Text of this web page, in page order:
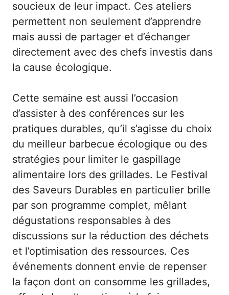
soucieux de leur impact. Ces ateliers
permettent non seulement d’apprendre
mais aussi de partager et d’échanger
directement avec des chefs investis dans
la cause écologique.
Cette semaine est aussi l’occasion
d’assister à des conférences sur les
pratiques durables, qu’il s’agisse du choix
du meilleur barbecue écologique ou des
stratégies pour limiter le gaspillage
alimentaire lors des grillades. Le Festival
des Saveurs Durables en particulier brille
par son programme complet, mêlant
dégustations responsables à des
discussions sur la réduction des déchets
et l’optimisation des ressources. Ces
événements donnent envie de repenser
la façon dont on consomme les grillades,